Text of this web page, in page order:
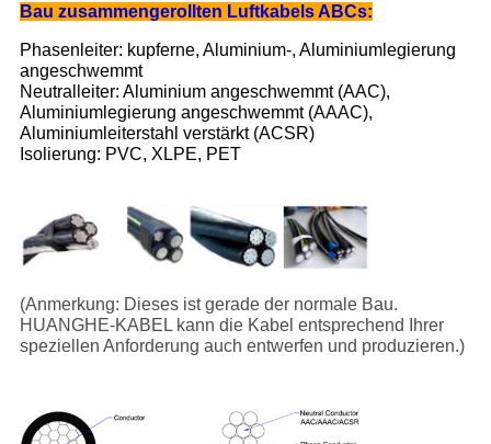
Bau zusammengerollten Luftkabels ABCs:
Phasenleiter: kupferne, Aluminium-, Aluminiumlegierung
angeschwemmt
Neutralleiter: Aluminium angeschwemmt (AAC),
Aluminiumlegierung angeschwemmt (AAAC),
Aluminiumleiterstahl verstärkt (ACSR)
Isolierung: PVC, XLPE, PET
(Anmerkung: Dieses ist gerade der normale Bau.
HUANGHE-KABEL kann die Kabel entsprechend Ihrer
speziellen Anforderung auch entwerfen und produzieren.)